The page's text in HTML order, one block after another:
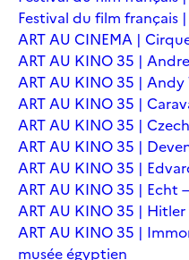
Festival du film français
ART AU CINEMA |
ART AU KINO 35 |
ART AU KINO 35 |
ART AU KINO 35 |
ART AU KINO 35 |
ART AU KINO 35 |
ART AU KINO 35 |
ART AU KINO 35 | Echt
ART AU KINO 35 | Hitler
ART AU KINO 35 |
musée égyptien